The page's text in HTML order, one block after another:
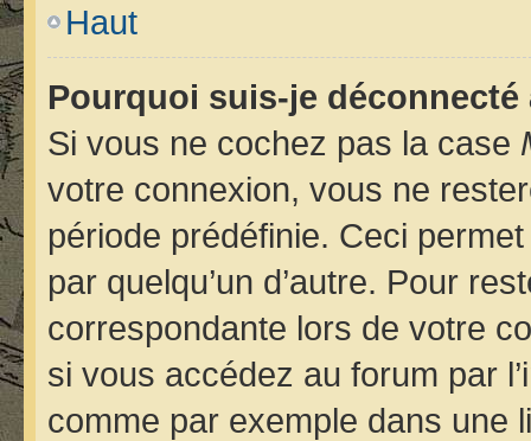
Haut
Pourquoi suis-je
Si vous ne cochez pas la case
votre connexion, vous ne
période prédéfinie. Ceci
par quelqu’un d’autre. Pour
correspondante lors de votre
si vous accédez au forum par
comme par exemple dans une